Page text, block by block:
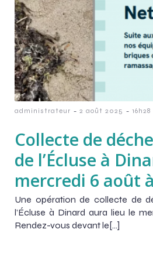
administrateur - 2 août 2025 - 16h28
Collecte de
de l’Écluse à
mercredi 6 août
Une opération de collecte de
l’Écluse à Dinard aura lieu le
Rendez-vous devant le[…]